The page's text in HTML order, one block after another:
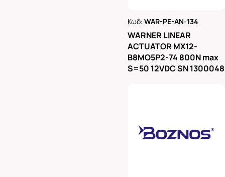
Κωδ:WAR-PE-AN-134
WARNER LINEAR
ACTUATOR MX12-
B8MO5P2-74 800N max
S=50 12VDC SN 1300048